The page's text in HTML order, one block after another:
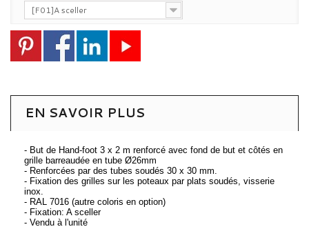
[F01]A sceller
EN SAVOIR PLUS
- But de Hand-foot 3 x 2 m renforcé avec fond de but et côtés en
grille barreaudée en tube Ø26mm
- Renforcées par des tubes soudés 30 x 30 mm.
- Fixation des grilles sur les poteaux par plats soudés, visserie
inox.
- RAL 7016 (autre coloris en option)
- Fixation: A sceller
- Vendu à l'unité